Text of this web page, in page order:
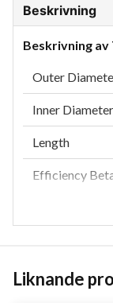
Beskrivning
Beskrivning av
Outer
Inner Diameter
Length
Efficiency
Style
Liknande